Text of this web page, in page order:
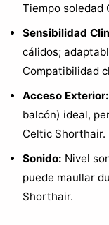
Tiempo soledad
Sensibilidad
cálidos;
Compatibilidad
Acceso Exterior:
balcón) ideal,
Celtic Shorthair.
Sonido: Nivel
puede maullar
Shorthair.